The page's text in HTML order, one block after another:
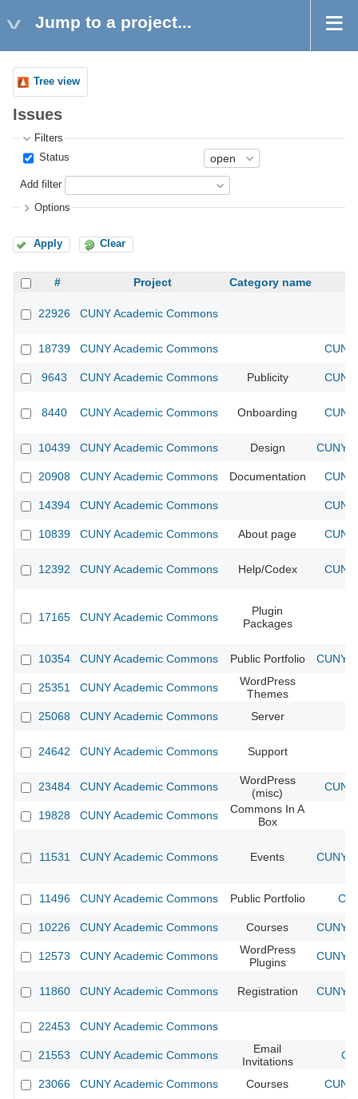
Jump to a project...
Tree view
Issues
Filters
Status
Add filter
Options
Apply Clear
# Project Category name
22926 CUNY Academic Commons
18739 CUNY Academic Commons
9643 CUNY Academic Commons Publicity
8440 CUNY Academic Commons Onboarding
10439 CUNY Academic Commons Design CUNY
20908 CUNY Academic Commons Documentation
14394 CUNY Academic Commons
10839 CUNY Academic Commons About page
12392 CUNY Academic Commons Help/Codex
17165 CUNY Academic Commons
Plugin
Packages
10354 CUNY Academic Commons Public Portfolio CUNY
25351 CUNY Academic Commons
WordPress
Themes
25068
CUNY Academic Commons Server
24642 CUNY Academic Commons Support
23484 CUNY Academic Commons
WordPress
(misc)
19828 CUNY Academic Commons
Commons In A
Box
11531 CUNY Academic Commons Events CUNY
11496 CUNY Academic Commons Public Portfolio
10226 CUNY Academic Commons Courses CUNY
12573 CUNY Academic Commons
WordPress
Plugins
CUNY
11860 CUNY Academic Commons Registration CUNY
22453 CUNY Academic Commons
21553 CUNY Academic Commons
Email
Invitations
23066 CUNY Academic Commons Courses